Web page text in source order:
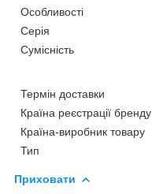
Особливості
Серія
Сумісність
Термін доставки
Країна реєстрації бренду
Країна-виробник товару
Тип
Приховати